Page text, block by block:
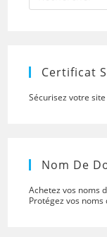
Certificat
Sécurisez votre
Nom De
Achetez vos noms
Protégez vos noms